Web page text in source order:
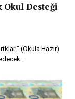
Okul Desteği
(Okula Hazır)